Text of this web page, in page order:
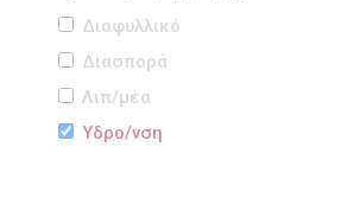
Διαφυλλικό
Διασπορά
Λιπ/μέα
Υδρo/νση